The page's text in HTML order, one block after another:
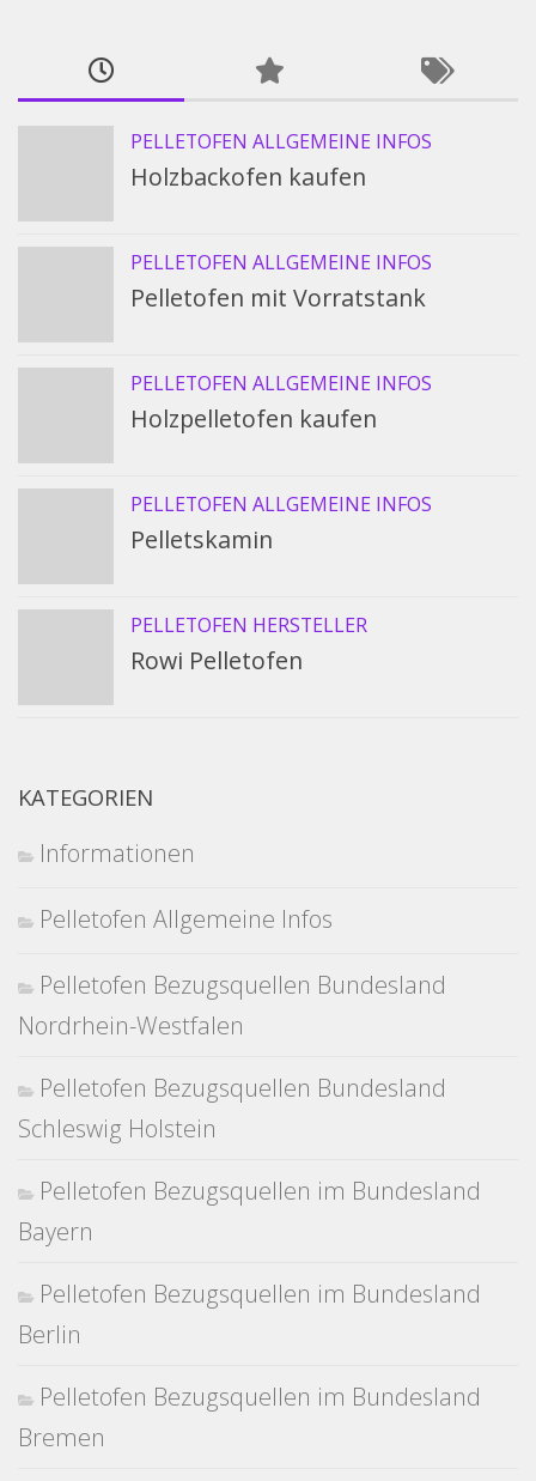
PELLETOFEN ALLGEMEINE INFOS
Holzbackofen kaufen
PELLETOFEN ALLGEMEINE INFOS
Pelletofen mit Vorratstank
PELLETOFEN ALLGEMEINE INFOS
Holzpelletofen kaufen
PELLETOFEN ALLGEMEINE INFOS
Pelletskamin
PELLETOFEN HERSTELLER
Rowi Pelletofen
KATEGORIEN
Informationen
Pelletofen Allgemeine Infos
Pelletofen Bezugsquellen Bundesland
Nordrhein-Westfalen
Pelletofen Bezugsquellen Bundesland
Schleswig Holstein
Pelletofen Bezugsquellen im Bundesland
Bayern
Pelletofen Bezugsquellen im Bundesland
Berlin
Pelletofen Bezugsquellen im Bundesland
Bremen